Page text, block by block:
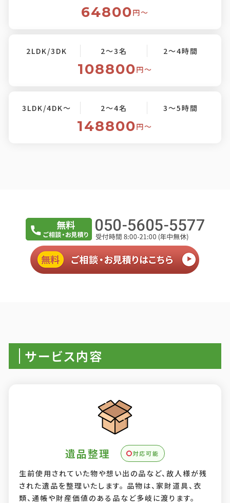
64800円〜
2LDK/3DK 2～3名 2～4時間
108800円〜
3LDK/4DK～ 2～4名 3～5時間
148800円〜
サービス内容
遺品整理 対応可能
生前使用されていた物や想い出の品など、故人様が残
された遺品を整理いたします。 品物は、家財道具、衣
類、通帳や財産価値のある品など多岐に渡ります。